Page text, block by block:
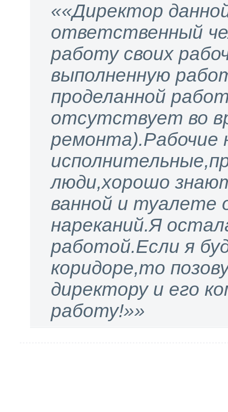
««Директор
ответственный
работу своих
выполненную
проделанной
отсутствует во
ремонта).Рабочие
люди,хорошо
ванной и туалете
нареканий.Я
работой.Если я
коридоре,то
директору и его
работу!»»